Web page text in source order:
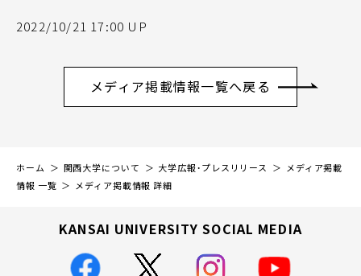
2022/10/21 17:00 UP
メディア掲載情報一覧へ戻る
ホーム 関西大学について 大学広報・プレスリリース
メディア掲載
情報 一覧
メディア掲載情報 詳細
KANSAI UNIVERSITY SOCIAL MEDIA